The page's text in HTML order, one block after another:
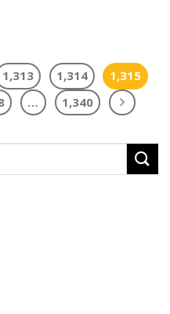
1,313 1,314
1,315
… 1,340